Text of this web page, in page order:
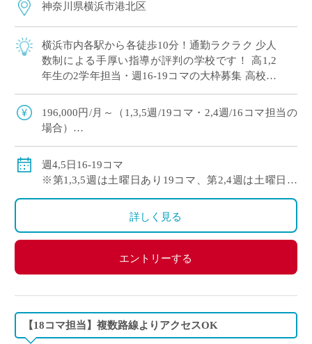
神奈川県横浜市港北区
横浜市内各駅から各徒歩10分！通勤ラクラク 少人
数制による手厚い指導が評判の学校です！ 高1,2
年生の2学年担当・週16-19コマの大枠募集 高校免
196,000円/月～（1,3,5週/19コマ・2,4週/16コマ担当の
場合）
週4,5日16-19コマ
※第1,3,5週は土曜日あり19コマ、第2,4週は土曜日な
詳しく見る
エントリーする
【18コマ担当】複数路線よりアクセスOK